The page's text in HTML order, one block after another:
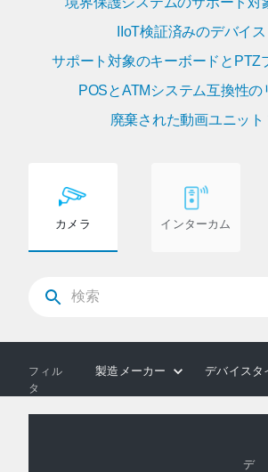
IIoT検証済みのデバイス
サポート対象のキーボードとPTZ
POSとATMシステム互換性の
廃棄された動画ユニット
カメラ インターカム
フィル
タ
製造メーカー デバイスタ
デ